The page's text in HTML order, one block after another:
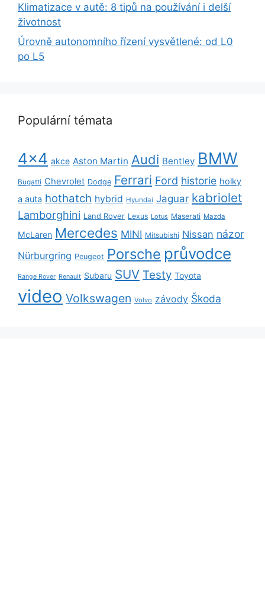
Klimatizace v autě: 8 tipů na používání i delší
životnost
Úrovně autonomního řízení vysvětlené: od L0
po L5
Populární témata
4x4 akce Aston Martin Audi Bentley BMW
Bugatti Chevrolet Dodge Ferrari Ford historie holky
a auta hothatch hybrid Hyundai Jaguar kabriolet
Lamborghini Land Rover Lexus Lotus Maserati Mazda
McLaren Mercedes MINI Mitsubishi Nissan názor
Nürburgring Peugeot Porsche průvodce
Range Rover Renault Subaru SUV Testy Toyota
video Volkswagen Volvo závody Škoda